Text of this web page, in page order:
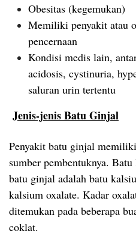
Obesitas (kegemukan)
Memiliki penyakit atau
pencernaan
Kondisi medis lain,
acidosis, cystinuria,
saluran urin tertentu
Jenis-jenis Batu Ginjal
Penyakit batu ginjal
sumber pembentuknya.
batu ginjal adalah batu
kalsium oxalate. Kadar
ditemukan pada beberapa
coklat.